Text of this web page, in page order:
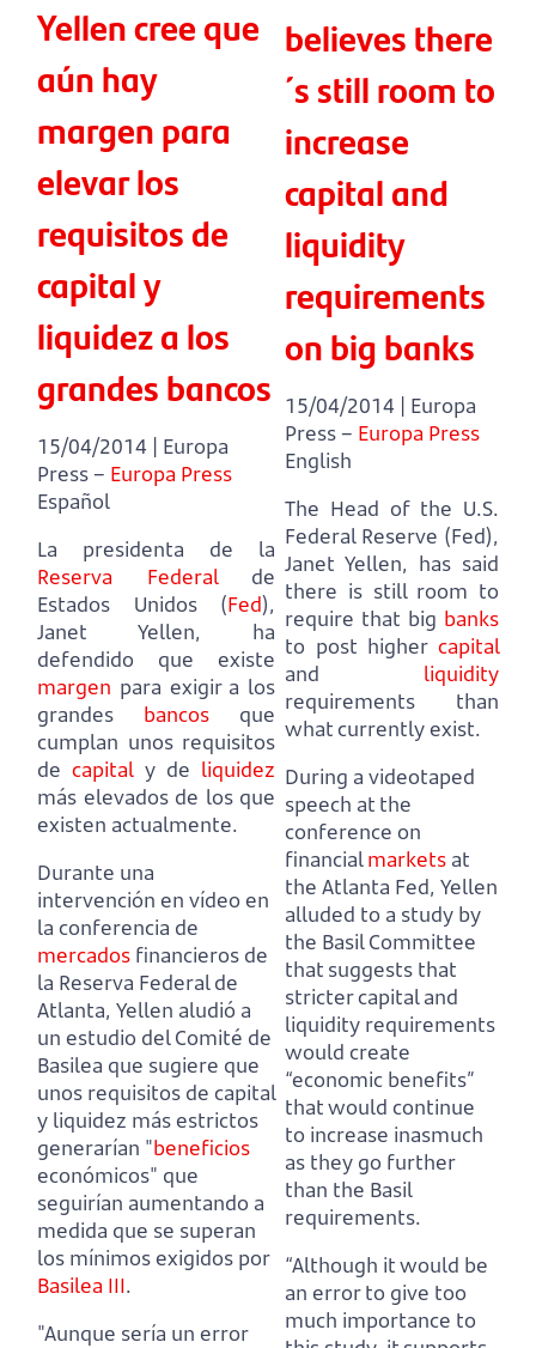
Yellen cree que
aún hay
margen para
elevar los
requisitos de
capital y
liquidez a los
grandes bancos
15/04/2014 | Europa
Press – Europa Press
Español
La presidenta de la
Reserva Federalde
Estados Unidos (Fed),
Janet Yellen,
ha
defendido que existe
margen para exigir a los
grandes bancos
que
cumplan unos requisitos
decapitaly de liquidez
más elevados de los que
existen actualmente.
Durante una
intervención en vídeo en
la conferencia de
mercados financieros de
la Reserva Federal de
Atlanta, Yellen aludió a
un estudio del Comité de
Basilea que sugiere que
unos requisitos de capital
y liquidez más estrictos
generarían "beneficios
económicos" que
seguirían aumentando a
medida que se superan
los mínimos exigidos por
Basilea III.
"Aunque sería un error
believes there
´s still room to
increase
capital and
liquidity
requirements
on big banks
15/04/2014 | Europa
Press – Europa Press
English
The Head of the U.S.
Federal Reserve (Fed),
Janet Yellen, has said
there is still room to
require that big banks
to post higher capital
and liquidity
requirements than
what currently exist.
During a videotaped
speech at the
conference on
financialmarkets at
the Atlanta Fed, Yellen
alluded to a study by
the Basil Committee
that suggests that
stricter capital and
liquidity requirements
would create
“economic benefits”
that would continue
to increase inasmuch
as they go further
than the Basil
requirements.
“Although it would be
an error to give too
much importance to